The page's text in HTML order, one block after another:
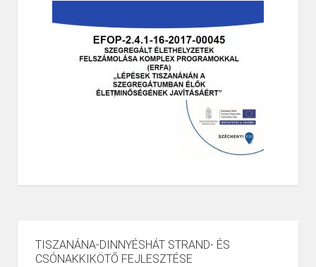
TISZANÁNA-DINNYÉSHÁT STRAND- ÉS
CSÓNAKKIKÖTŐ FEJLESZTÉSE